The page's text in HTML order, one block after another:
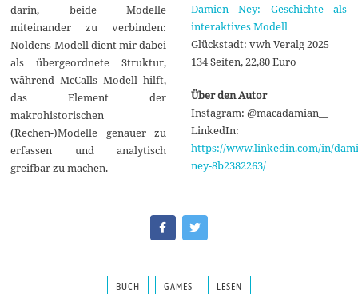
darin, beide Modelle
miteinander zu verbinden:
Noldens Modell dient mir dabei
als übergeordnete Struktur,
während McCalls Modell hilft,
das Element der
makrohistorischen
(Rechen-)Modelle genauer zu
erfassen und analytisch
greifbar zu machen.
Damien Ney: Geschichte als
interaktives Modell
Glückstadt: vwh Veralg 2025
134 Seiten, 22,80 Euro
Über den Autor
Instagram: @macadamian__
LinkedIn:
https://www.linkedin.com/in/
ney-8b2382263/
BUCH GAMES LESEN